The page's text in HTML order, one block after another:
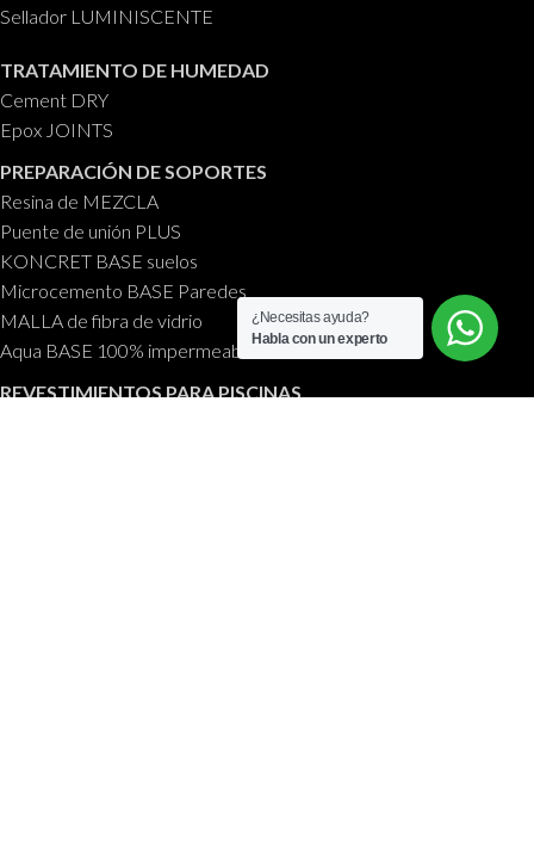
Sellador LUMINISCENTE
TRATAMIENTO DE HUMEDAD
Cement DRY
Epox JOINTS
PREPARACIÓN DE SOPORTES
Resina de MEZCLA
Puente de unión PLUS
KONCRET BASE suelos
Microcemento BASE Paredes
MALLA de fibra de vidrio
Aqua BASE 100% impermeable
REVESTIMIENTOS PARA PISCINAS
¿Necesitas ayuda?
Habla con un experto